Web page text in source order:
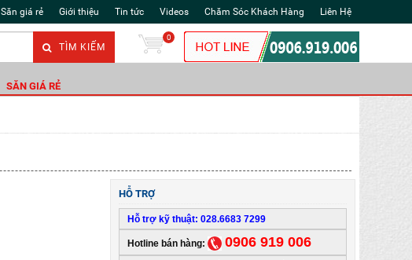
Săn giá rẻ Giới thiệu Tin tức Videos Chăm Sóc Khách Hàng Liên Hệ
TÌM KIẾM
0
SĂN GIÁ RẺ
HỖ TRỢ
Hỗ trợ kỹ thuật: 028.6683 7299
Hotline bán hàng: 0906 919 006